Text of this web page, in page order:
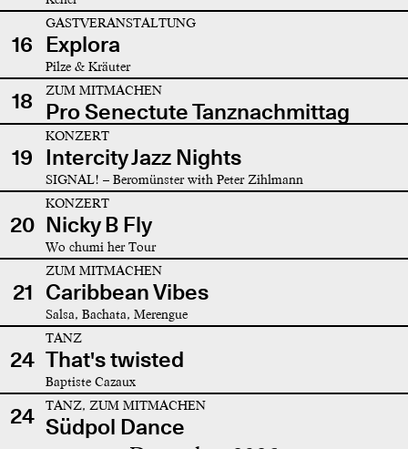
16
GASTVERANSTALTUNG
Explora
Pilze & Kräuter
18 ZUM MITMACHEN
Pro Senectute Tanznachmittag
19
KONZERT
Intercity Jazz Nights
SIGNAL! – Beromünster with Peter Zihlmann
20
KONZERT
Nicky B Fly
Wo chumi her Tour
21
ZUM MITMACHEN
Caribbean Vibes
Salsa, Bachata, Merengue
24
TANZ
That's twisted
Baptiste Cazaux
24 TANZ, ZUM MITMACHEN
Südpol Dance